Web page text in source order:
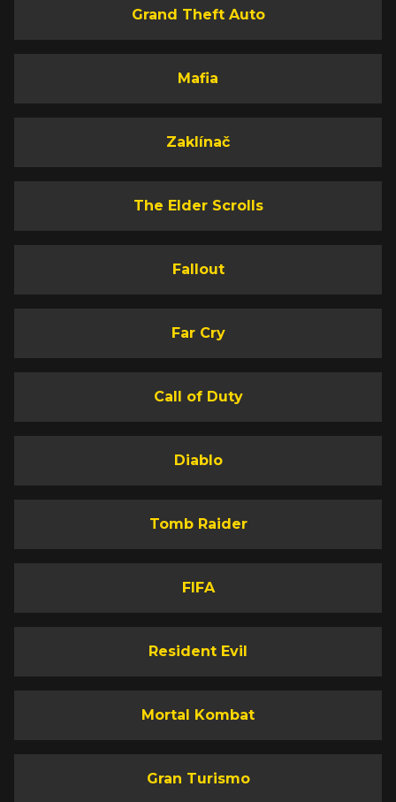
Grand Theft Auto
Mafia
Zaklínač
The Elder Scrolls
Fallout
Far Cry
Call of Duty
Diablo
Tomb Raider
FIFA
Resident Evil
Mortal Kombat
Gran Turismo